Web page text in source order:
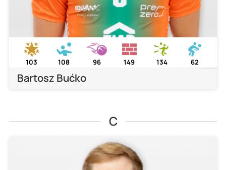
103 108 96 149 134 62
Bartosz Bućko
C